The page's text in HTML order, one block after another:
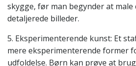
skygge, før man begynder at
detaljerede billeder.
5. Eksperimenterende kunst: Et
mere eksperimenterende former
udfoldelse. Børn kan prøve at